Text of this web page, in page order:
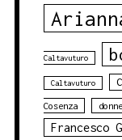
Caltavuturo
Caltavuturo
Cosenza
Francesco